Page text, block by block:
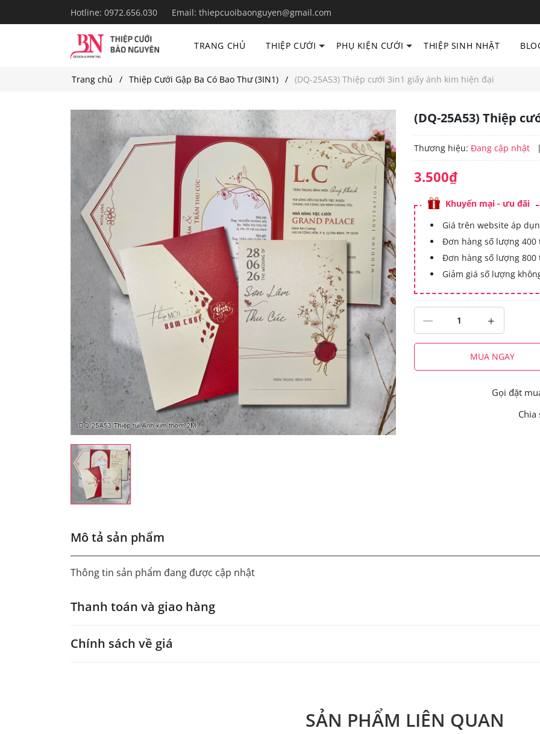
Hotline: 0972.656.030 Email: thiepcuoibaonguyen@gmail.com
TRANG CHỦ THIỆP CƯỚI PHỤ KIỆN CƯỚI THIỆP SINH NHẬT
Trang chủ Thiệp Cưới Gập Ba Có Bao Thư (3IN1) (DQ-25A53) Thiệp cưới 3in1 giấy ánh kim hiện đại
(DQ-25A53) Thiệp
Thương hiệu: Đang cập nhật
3.500₫
Khuyến mại - ưu đãi
Giá trên website áp
Đơn hàng số lượng 400
Đơn hàng số lượng 800
Giảm giá số lượng
MUA NGAY
Gọi đặt
Chia
Mô tả sản phẩm
Thông tin sản phẩm đang được cập nhật
Thanh toán và giao hàng
Chính sách về giá
SẢN PHẨM LIÊN QUAN